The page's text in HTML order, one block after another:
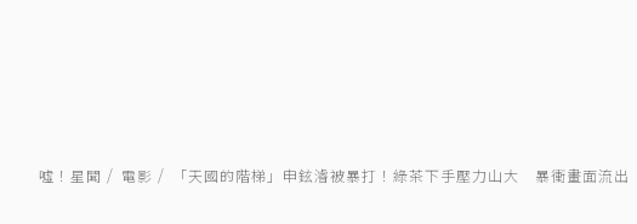
噓！星聞 電影 「天國的階梯」申鉉濬被暴打！綠茶下手壓力山大 暴衝畫面流出